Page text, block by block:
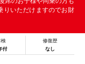
いただけますのでお財
検
付
修復歴
なし